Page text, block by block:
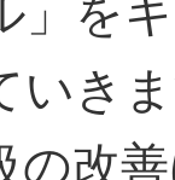
」を
いき
の改